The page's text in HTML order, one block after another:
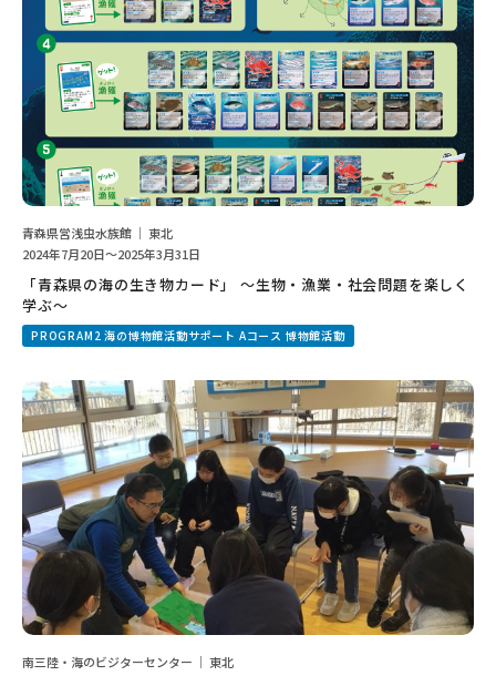
青森県営浅虫水族館 ｜ 東北
2024年7月20日～2025年3月31日
「青森県の海の生き物カード」 ～生物・漁業・社会問題を楽しく
学ぶ～
PROGRAM2 海の博物館活動サポート Aコース 博物館活動
南三陸・海のビジターセンター ｜ 東北